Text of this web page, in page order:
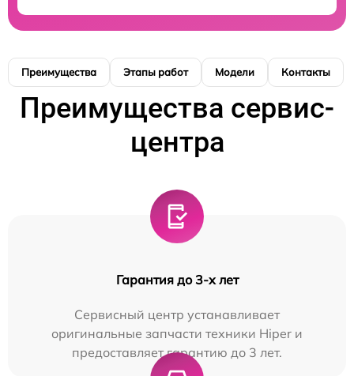
Преимущества Этапы работ Модели Контакты
Преимущества сервис-
центра
Гарантия до 3-х лет
Сервисный центр устанавливает
оригинальные запчасти техники Hiper и
предоставляет гарантию до 3 лет.